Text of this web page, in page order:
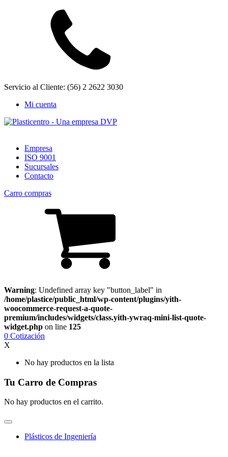
Servicio al Cliente: (56) 2 2622 3030
Mi cuenta
Empresa
ISO 9001
Sucursales
Contacto
Carro compras
Warning: Undefined array key "button_label" in
/home/plastice/public_html/wp-content/plugins/yith-
woocommerce-request-a-quote-
premium/includes/widgets/class.yith-ywraq-mini-list-quote-
widget.php on line 125
0 Cotización
X
No hay productos en la lista
Tu Carro de Compras
No hay productos en el carrito.
Plásticos de Ingeniería